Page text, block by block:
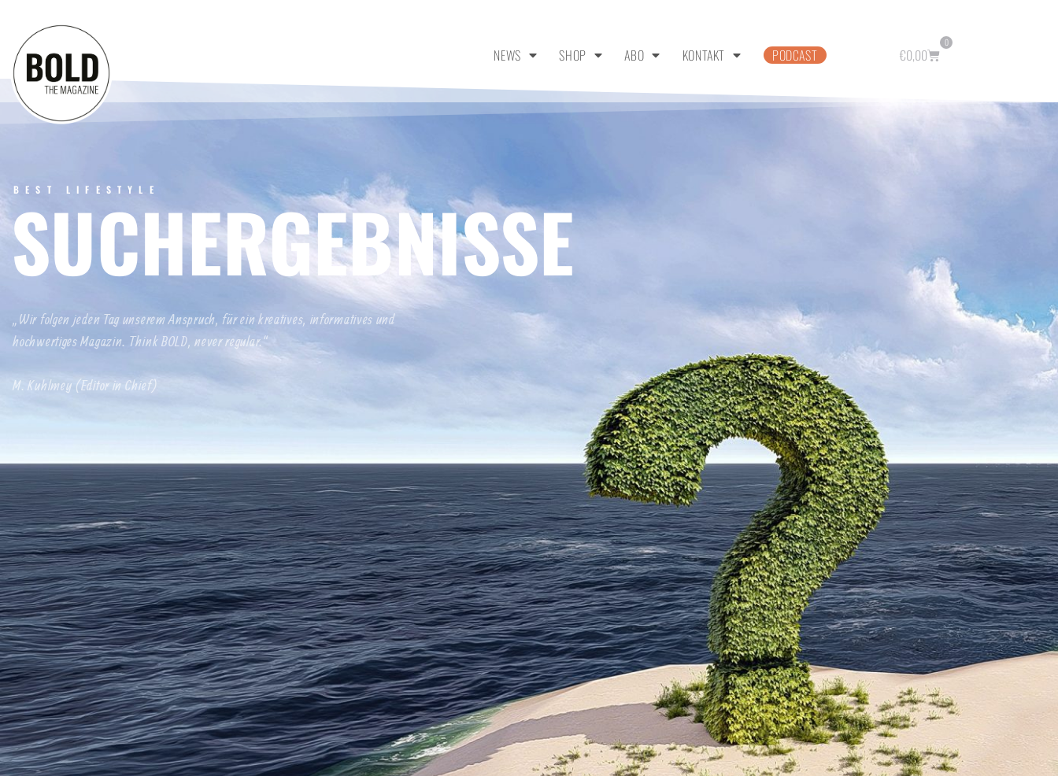
NEWS SHOP ABO KONTAKT PODCAST €0,00
0
BEST LIFESTYLE
SUCHERGEBNISSE
„Wir folgen jeden Tag unserem Anspruch, für ein kreatives, informatives und
hochwertiges Magazin. Think BOLD, never regular.“
M. Kuhlmey (Editor in Chief)